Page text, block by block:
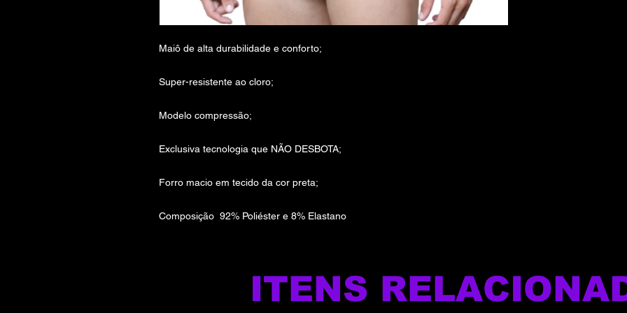
Maiô de alta durabilidade e conforto;
Super-resistente ao cloro;
Modelo compressão;
Exclusiva tecnologia que NÃO DESBOTA;
Forro macio em tecido da cor preta;
Composição 92% Poliéster e 8% Elastano
ITENS